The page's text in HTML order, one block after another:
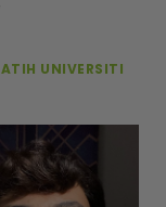
UNIVERSITI